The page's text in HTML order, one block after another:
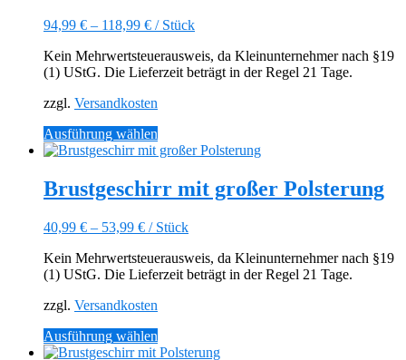
Optionen
können
auf
der
94,99 € – 118,99 € / Stück
Kein Mehrwertsteuerausweis, da Kleinunternehmer nach §19
(1) UStG. Die Lieferzeit beträgt in der Regel 21 Tage.
zzgl. Versandkosten
Ausführung wählen
Produkt
mehrere
Varianten
Die
können
auf
Produktseite
gewählt
werden
Brustgeschirr mit großer Polsterung
40,99 € – 53,99 € / Stück
Kein Mehrwertsteuerausweis, da Kleinunternehmer nach §19
(1) UStG. Die Lieferzeit beträgt in der Regel 21 Tage.
zzgl. Versandkosten
Ausführung wählen
Produkt